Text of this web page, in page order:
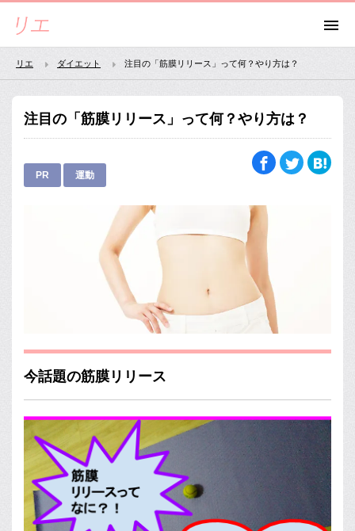
リエ ダイエット 注目の「筋膜リリース」って何？やり方は？
注目の「筋膜リリース」って何？やり方は？
PR 運動
今話題の筋膜リリース